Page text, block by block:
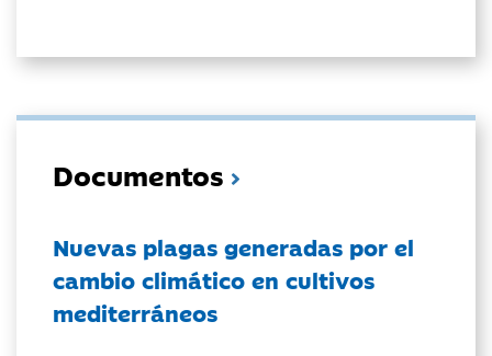
Documentos
Nuevas plagas generadas por el
cambio climático en cultivos
mediterráneos